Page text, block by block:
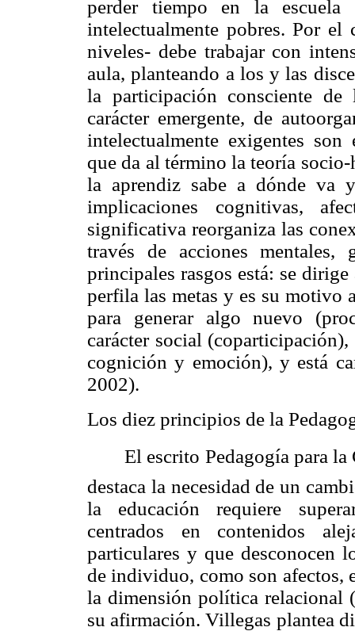
perder tiempo en la
intelectualmente pobres. Por el
niveles- debe trabajar con
aula, planteando a los y las
la participación consciente
carácter emergente, de
intelectualmente exigentes
que da al término la teoría
la aprendiz sabe a dónde va
implicaciones cognitivas,
significativa reorganiza las
través de acciones mentales,
principales rasgos está: se
perfila las metas y es su motivo
para generar algo nuevo
carácter social
cognición y emoción), y está
2002).
Los diez principios de la
El escrito Pedagogía parala
destaca la necesidad de un
la educación requiere
centrados en contenidos
particulares y que desconocen
de individuo, como son afectos,
la dimensión política relacional
su afirmación. Villegas plantea